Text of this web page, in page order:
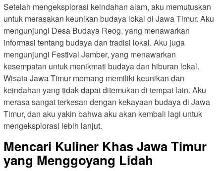
Setelah mengeksplorasi keindahan alam, aku memutuskan
untuk merasakan keunikan budaya lokal di Jawa Timur. Aku
mengunjungi Desa Budaya Reog, yang menawarkan
informasi tentang budaya dan tradisi lokal. Aku juga
mengunjungi Festival Jember, yang menawarkan
kesempatan untuk menikmati budaya dan hiburan lokal.
Wisata Jawa Timur memang memiliki keunikan dan
keindahan yang tidak dapat ditemukan di tempat lain. Aku
merasa sangat terkesan dengan kekayaan budaya di Jawa
Timur, dan aku yakin bahwa aku akan kembali lagi untuk
mengeksplorasi lebih lanjut.
Mencari Kuliner Khas Jawa Timur
yang Menggoyang Lidah